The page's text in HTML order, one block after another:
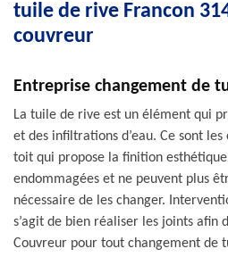
tuile de rive Francon
couvreur
Entreprise changement de
La tuile de rive est un élément qui
et des infiltrations d’eau. Ce sont
toit qui propose la finition
endommagées et ne peuvent plus
nécessaire de les changer.
s’agit de bien réaliser les joints afin
Couvreur pour tout changement de